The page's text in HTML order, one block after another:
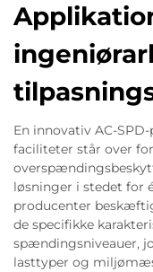
En innovativ AC-
faciliteter står over
løsninger i stedet for
producenter
de specifikke
spændingsniveauer,
lasttyper og